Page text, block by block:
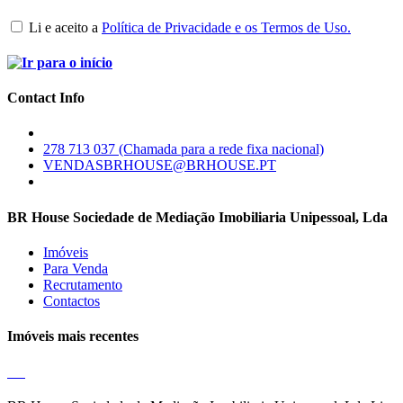
Li e aceito a Política de Privacidade e os Termos de Uso.
Contact Info
278 713 037 (Chamada para a rede fixa nacional)
VENDASBRHOUSE@BRHOUSE.PT
BR House Sociedade de Mediação Imobiliaria Unipessoal, Lda
Imóveis
Para Venda
Recrutamento
Contactos
Imóveis mais recentes